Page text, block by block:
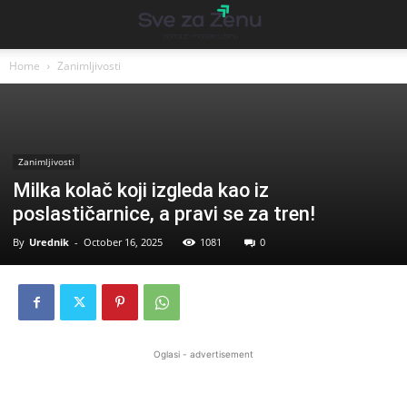
Home Zanimljivosti
Zanimljivosti
Milka kolač koji izgleda kao iz
poslastičarnice, a pravi se za tren!
By Urednik - October 16, 2025 1081 0
Oglasi - advertisement